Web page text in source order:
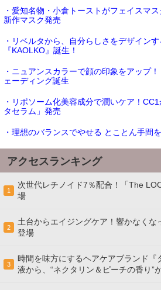
・愛知名物・小倉トーストがフェイスマ
新作マスク発売
・リベルタから、自分らしさをデザイン
『KAOLKO』誕生！
・ニュアンスカラーで顔の印象をアップ
ェーディング誕生
・リポソーム化美容成分で潤いケア！
タセラム」発売
・理想のバランスでやせる とことん手間
アクセスランキング
1
次世代レチノイド7％配合！「The
場
2
土台からエイジングケア！響かなくな
登場
3
時間を味方にするヘアケアブランド『
液から、“ネクタリン＆ピーチの香り”